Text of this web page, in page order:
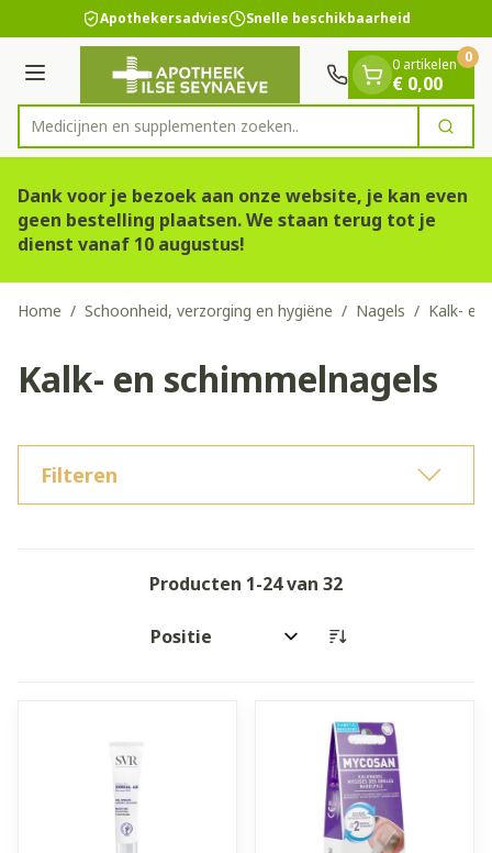
Ga naar de inhoud
1 van 1 Apothekersadvies Snelle beschikbaarheid
Menu
Product, merk, categorie...
Medicijnen en sup Zoek
0 artikelen
€ 0,00
0
Dank voor je bezoek aan onze website, je kan even
geen bestelling plaatsen. We staan terug tot je
dienst vanaf 10 augustus!
Home / Schoonheid, verzorging en hygiëne / Nagels / Kalk- en
Kalk- en schimmelnagels
Filteren
Producten 1-24van 32
Sorteer op: